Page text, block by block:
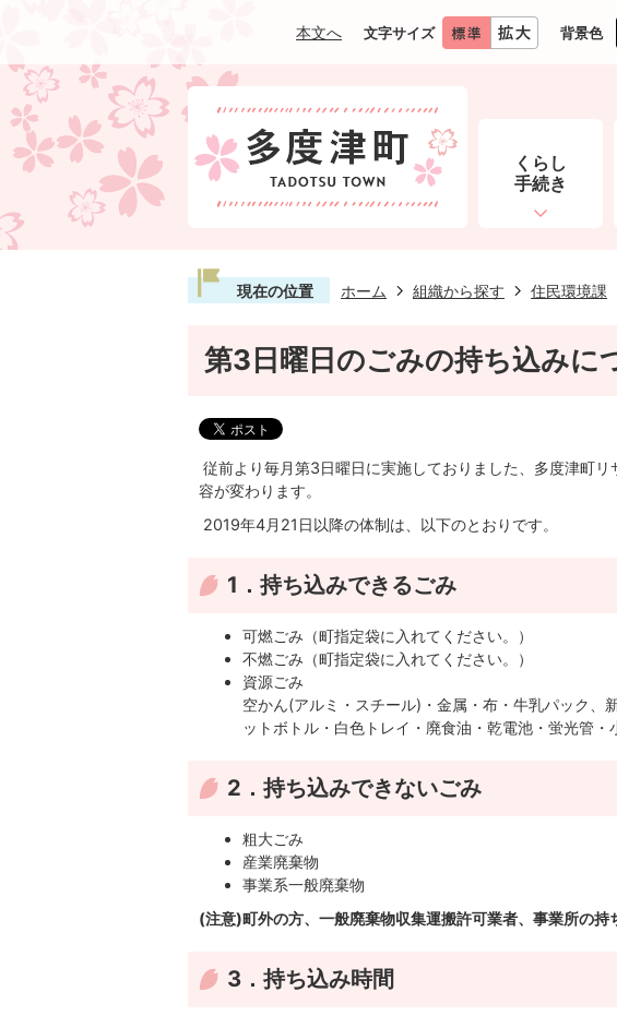
本文へ 文字サイズ 背景色
くらし
手続き
現在の位置 ホーム 組織から探す 住民環境課
第3日曜日のごみの持ち込みに
従前より毎月第3日曜日に実施しておりました、多度津町
容が変わります。
2019年4月21日以降の体制は、以下のとおりです。
1．持ち込みできるごみ
可燃ごみ（町指定袋に入れてください。）
不燃ごみ（町指定袋に入れてください。）
資源ごみ
空かん(アルミ・スチール)・金属・布・牛乳パック、
ットボトル・白色トレイ・廃食油・乾電池・蛍光管・
2．持ち込みできないごみ
粗大ごみ
産業廃棄物
事業系一般廃棄物
(注意)町外の方、一般廃棄物収集運搬許可業者、事業所の持
3．持ち込み時間